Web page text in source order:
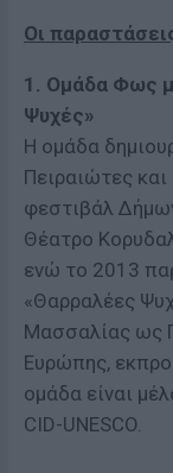
Οι
1. Ομάδα Φως
Ψυχές»
Η ομάδα
Πειραιώτες
φεστιβάλ
Θέατρο
ενώ το 2013
«Θαρραλέες
Μασσαλίας ως
Ευρώπης,
ομάδα είναι
CID-UNESCO.